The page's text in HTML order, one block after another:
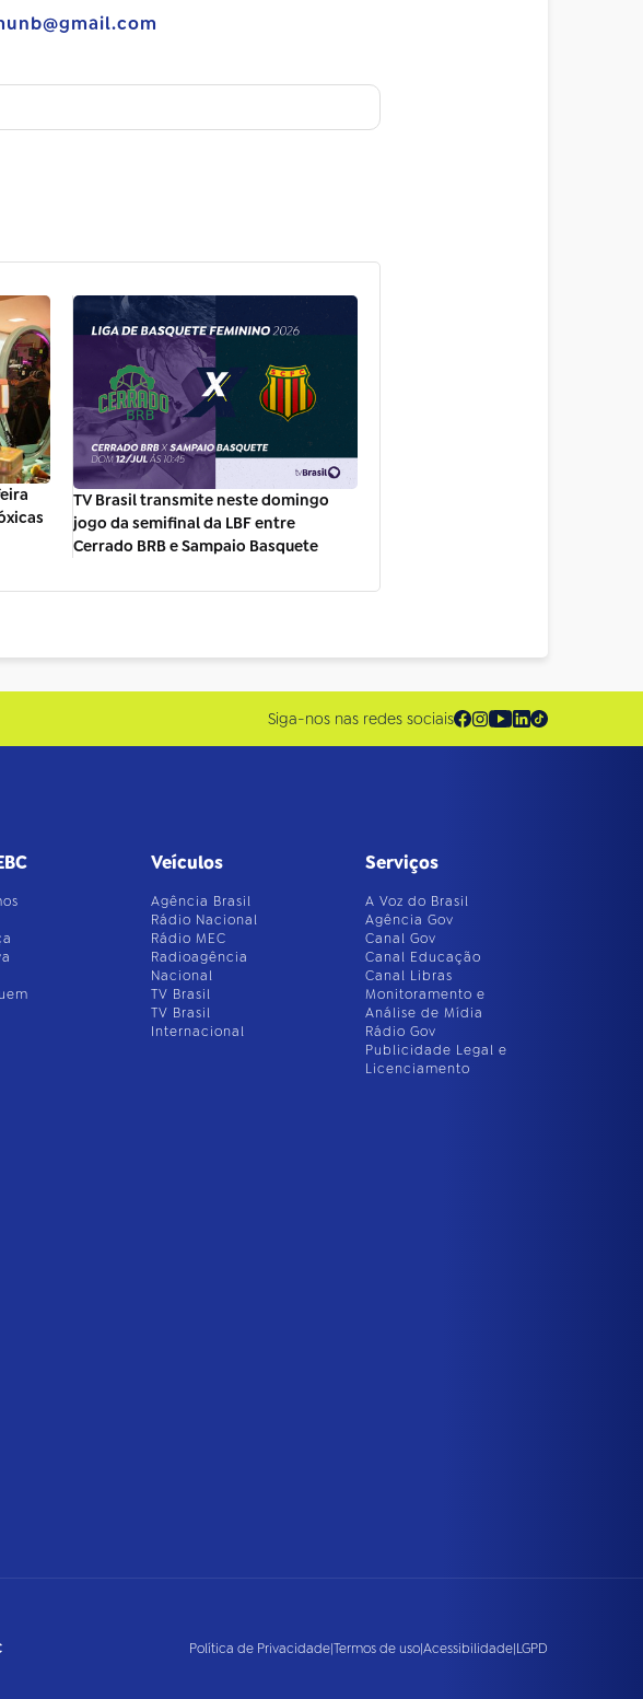
TV Brasil transmite neste domingo
jogo da semifinal da LBF entre
Cerrado BRB e Sampaio Basquete
Siga-nos nas redes sociais
Veículos
Agência Brasil
Rádio Nacional
Rádio MEC
Radioagência
Nacional
TV Brasil
TV Brasil
Internacional
Serviços
A Voz do Brasil
Agência Gov
Canal Gov
Canal Educação
Canal Libras
Monitoramento e
Análise de Mídia
Rádio Gov
Publicidade Legal e
Licenciamento
Política de Privacidade|Termos de uso|Acessibilidade|LGPD